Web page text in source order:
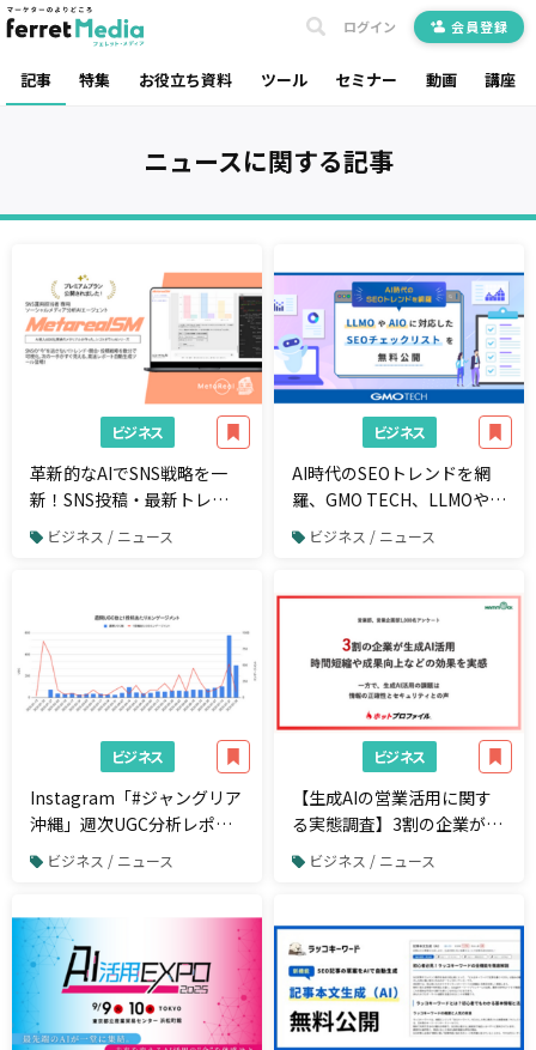
記事 特集 お役立ち資料 ツール セミナー 動画 講座
ログイン 会員登録
ニュースに関する記事
ビジネス
革新的なAIでSNS戦略を一
新！SNS投稿・最新トレン
ド分析AIエージェント
「Metareal ソーシャルメデ
ビジネス / ニュース
ビジネス
AI時代のSEOトレンドを網
羅、GMO TECH、LLMOや
AIOに対応したSEOチェック
リストを無料公開
ビジネス / ニュース
ビジネス
Instagram「#ジャングリア
沖縄」週次UGC分析レポー
トの要旨を公開（2025年1
月1日～7月31日）
ビジネス / ニュース
ビジネス
【生成AIの営業活用に関す
る実態調査】3割の企業が生
成AI活用。時間短縮や成果
向上などの効果を実感
ビジネス / ニュース